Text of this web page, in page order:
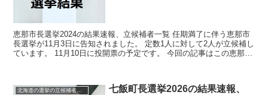
恵那市長選挙2024の結果速報、立候補者一覧 任期満了に伴う恵那市
長選挙が11月3日に告知されました。 定数1人に対して2人が立候補し
ています。 11月10日に投開票の予定です。 今回の記事はこの恵那市
北海道の選挙の立候補者と結果速報一覧
七飯町長選挙2026の結果速報、